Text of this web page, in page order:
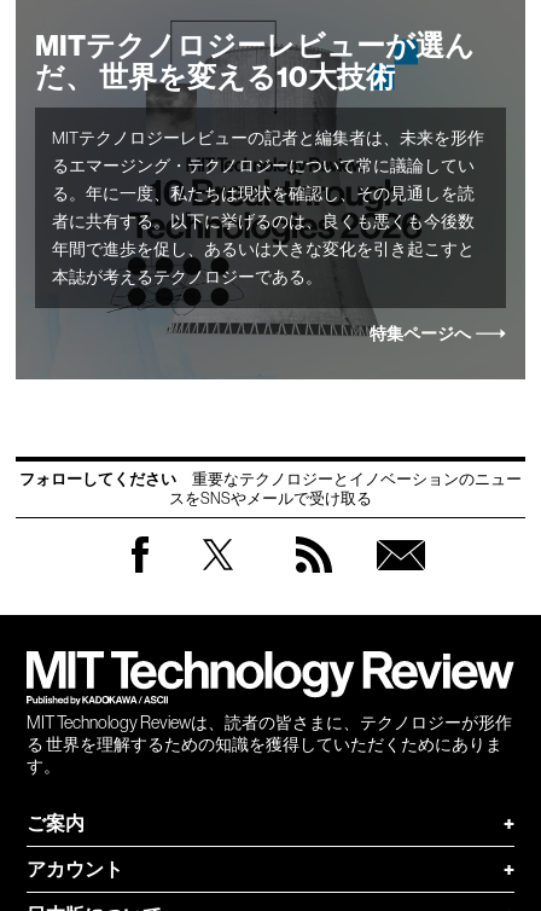
MITテクノロジーレビューが選ん
だ、 世界を変える10大技術
MITテクノロジーレビューの記者と編集者は、未来を形作
るエマージング・テクノロジーについて常に議論してい
る。年に一度、私たちは現状を確認し、その見通しを読
者に共有する。以下に挙げるのは、良くも悪くも今後数
年間で進歩を促し、あるいは大きな変化を引き起こすと
本誌が考えるテクノロジーである。
特集ページへ
フォローしてください
重要なテクノロジーとイノベーションのニュー
スをSNSやメールで受け取る
MIT Technology Reviewは、読者の皆さまに、テクノロジーが形作
る 世界を理解するための知識を獲得していただくためにありま
す。
ご案内
+
アカウント
+